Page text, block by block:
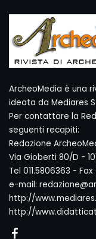
ArcheoMedia è una
ideata da Mediares
Per contattare la
seguenti recapiti:
Redazione
Via Gioberti 80/D -
Tel 011.5806363 - Fax
e-mail:
http://
http://